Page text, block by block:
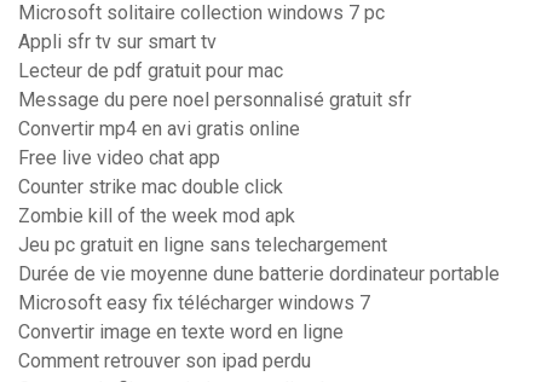
Microsoft solitaire collection windows 7 pc
Appli sfr tv sur smart tv
Lecteur de pdf gratuit pour mac
Message du pere noel personnalisé gratuit sfr
Convertir mp4 en avi gratis online
Free live video chat app
Counter strike mac double click
Zombie kill of the week mod apk
Jeu pc gratuit en ligne sans telechargement
Durée de vie moyenne dune batterie dordinateur portable
Microsoft easy fix télécharger windows 7
Convertir image en texte word en ligne
Comment retrouver son ipad perdu